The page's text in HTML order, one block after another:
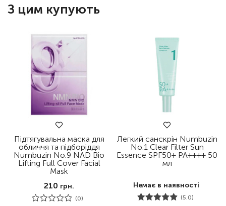
З цим купують
Підтягувальна маска для
обличчя та підборіддя
Numbuzin No.9 NAD Bio
Lifting Full Cover Facial
Mask
210 грн.
(0)
Легкий санскрін Numbuzin
No.1 Clear Filter Sun
Essence SPF50+ PA++++ 50
мл
Немає в наявності
(5.0)